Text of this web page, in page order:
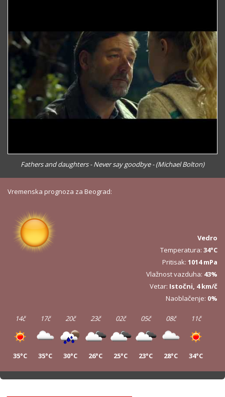
Fathers and daughters - Never say goodbye - (Michael Bolton)
Vremenska prognoza za Beograd:
Vedro
Temperatura: 34°C
Pritisak: 1014 mPa
Vlažnost vazduha: 43%
Vetar: Istočni, 4 km/č
Naoblačenje: 0%
14č
35°C
17č
35°C
20č
30°C
23č
26°C
02č
25°C
05č
23°C
08č
28°C
11č
34°C